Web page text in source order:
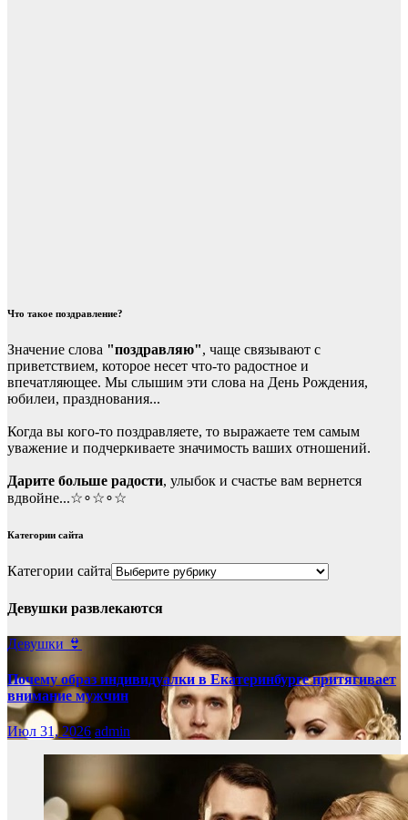
Что такое поздравление?
Значение слова "поздравляю", чаще связывают с
приветствием, которое несет что-то радостное и
впечатляющее. Мы слышим эти слова на День Рождения,
юбилеи, празднования...
Когда вы кого-то поздравляете, то выражаете тем самым
уважение и подчеркиваете значимость ваших отношений.
Дарите больше радости, улыбок и счастье вам вернется
вдвойне...☆∘☆∘☆
Категории сайта
Категории сайта
Девушки развлекаются
Девушки 👙
Почему образ индивидуалки в Екатеринбурге притягивает
внимание мужчин
Июл 31, 2026 admin